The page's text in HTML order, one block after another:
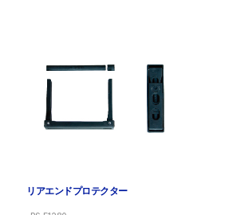
リアエンドプロテクター